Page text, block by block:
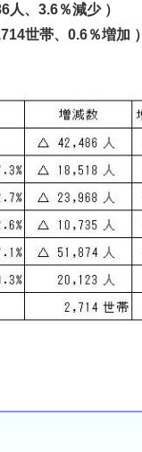
、3.6％減少 ）
世帯、0.6％増加 ）